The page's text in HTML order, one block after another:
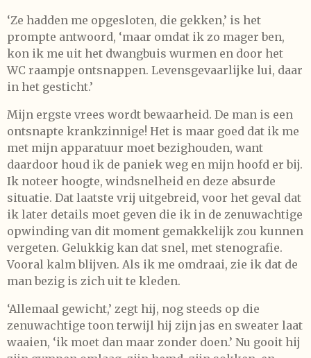
‘Ze hadden me opgesloten, die gekken,’ is het
prompte antwoord, ‘maar omdat ik zo mager ben,
kon ik me uit het dwangbuis wurmen en door het
WC raampje ontsnappen. Levensgevaarlijke lui, daar
in het gesticht.’
Mijn ergste vrees wordt bewaarheid. De man is een
ontsnapte krankzinnige! Het is maar goed dat ik me
met mijn apparatuur moet bezighouden, want
daardoor houd ik de paniek weg en mijn hoofd er bij.
Ik noteer hoogte, windsnelheid en deze absurde
situatie. Dat laatste vrij uitgebreid, voor het geval dat
ik later details moet geven die ik in de zenuwachtige
opwinding van dit moment gemakkelijk zou kunnen
vergeten. Gelukkig kan dat snel, met stenografie.
Vooral kalm blijven. Als ik me omdraai, zie ik dat de
man bezig is zich uit te kleden.
‘Allemaal gewicht,’ zegt hij, nog steeds op die
zenuwachtige toon terwijl hij zijn jas en sweater laat
waaien, ‘ik moet dan maar zonder doen.’ Nu gooit hij